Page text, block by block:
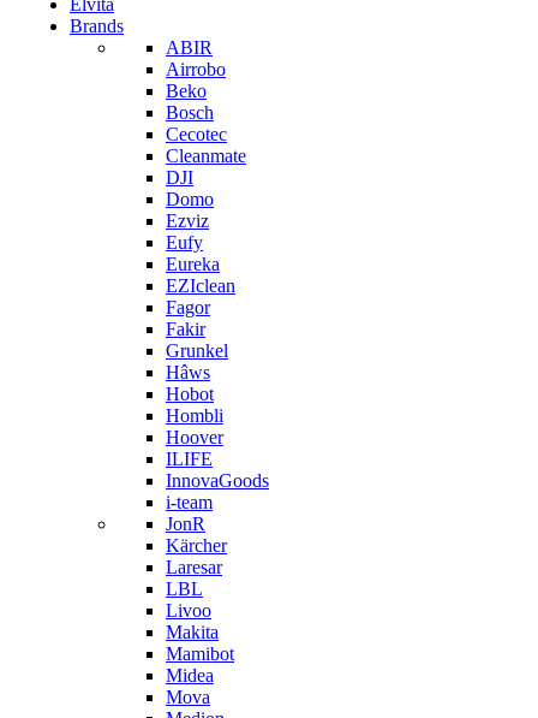
Elvita
Brands
ABIR
Airrobo
Beko
Bosch
Cecotec
Cleanmate
DJI
Domo
Ezviz
Eufy
Eureka
EZIclean
Fagor
Fakir
Grunkel
Hâws
Hobot
Hombli
Hoover
ILIFE
InnovaGoods
i-team
JonR
Kärcher
Laresar
LBL
Livoo
Makita
Mamibot
Midea
Mova